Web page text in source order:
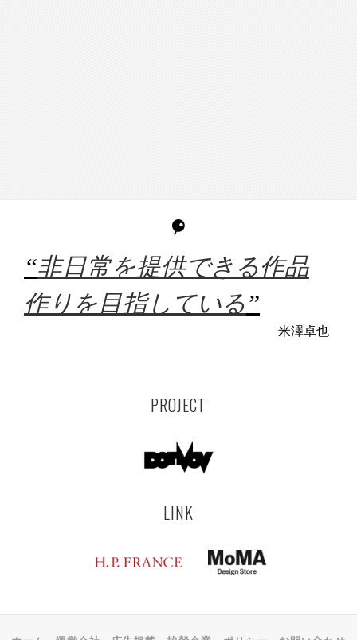
“非日常を提供できる作品
作りを目指している ”
米澤卓也
PROJECT
LINK